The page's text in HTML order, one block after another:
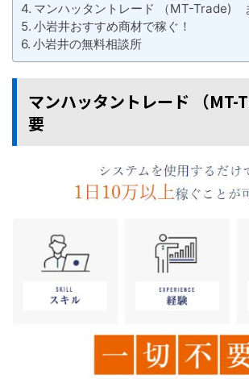
マンハッタントレード （MT-Trade)
小岩井おすすめ商材で稼ぐ！
小岩井の無料相談所
マンハッタントレード （
要